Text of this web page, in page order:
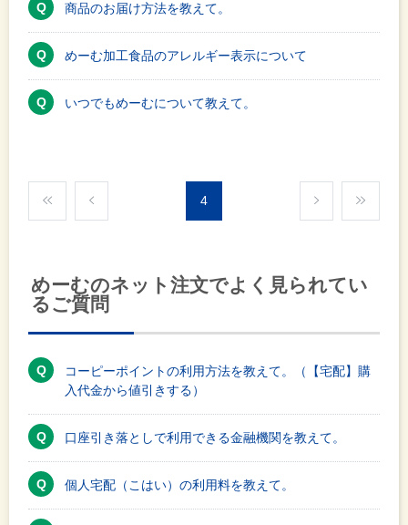
商品のお届け方法を教えて。
めーむ加工食品のアレルギー表示について
いつでもめーむについて教えて。
4
めーむのネット注文でよく見られてい
るご質問
コーピーポイントの利用方法を教えて。（【宅配】購
入代金から値引きする）
口座引き落としで利用できる金融機関を教えて。
個人宅配（こはい）の利用料を教えて。